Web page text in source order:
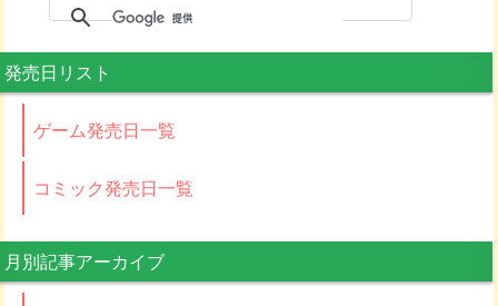
発売日リスト
ゲーム発売日一覧
コミック発売日一覧
月別記事アーカイブ